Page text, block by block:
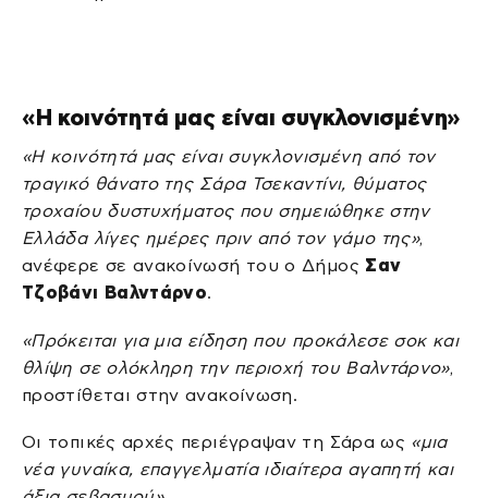
«Η κοινότητά μας είναι συγκλονισμένη»
«Η κοινότητά μας είναι συγκλονισμένη από τον
τραγικό θάνατο της Σάρα Τσεκαντίνι, θύματος
τροχαίου δυστυχήματος που σημειώθηκε στην
Ελλάδα λίγες ημέρες πριν από τον γάμο της»,
ανέφερε σε ανακοίνωσή του ο Δήμος Σαν
Τζοβάνι Βαλντάρνο.
«Πρόκειται για μια είδηση που προκάλεσε σοκ και
θλίψη σε ολόκληρη την περιοχή του Βαλντάρνο»,
προστίθεται στην ανακοίνωση.
Οι τοπικές αρχές περιέγραψαν τη Σάρα ως «μια
νέα γυναίκα, επαγγελματία ιδιαίτερα αγαπητή και